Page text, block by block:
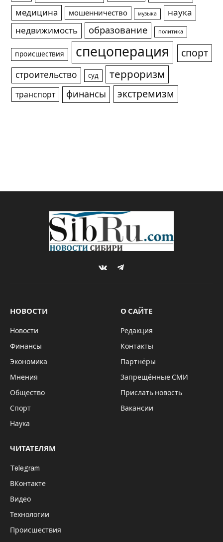
медицина
мошенничество музыка
наука
недвижимость
образование политика
происшествия спецоперация спорт
строительство суд терроризм
транспорт финансы экстремизм
VKontakteTelegram
НОВОСТИ
Новости
Финансы
Экономика
Мнения
Общество
Спорт
Наука
О САЙТЕ
Редакция
Контакты
Партнёры
Запрещённые СМИ
Прислать новость
Вакансии
ЧИТАТЕЛЯМ
Telegram
ВКонтакте
Видео
Технологии
Происшествия